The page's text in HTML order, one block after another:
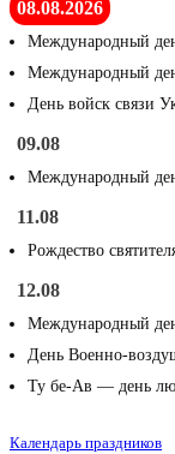
08.08.2026
Международный
Международный
День войск связи
09.08
Международный
11.08
Рождество
12.08
Международный
День Военно-
Ту бе-Ав — день
Календарь праздников